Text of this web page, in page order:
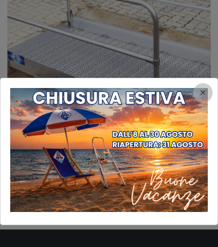
Modello di passerella in alluminio su scavo con ringhiere ribaltabili
Modello di passerella in alluminio su scavo con ringhiere
ribaltabili
×